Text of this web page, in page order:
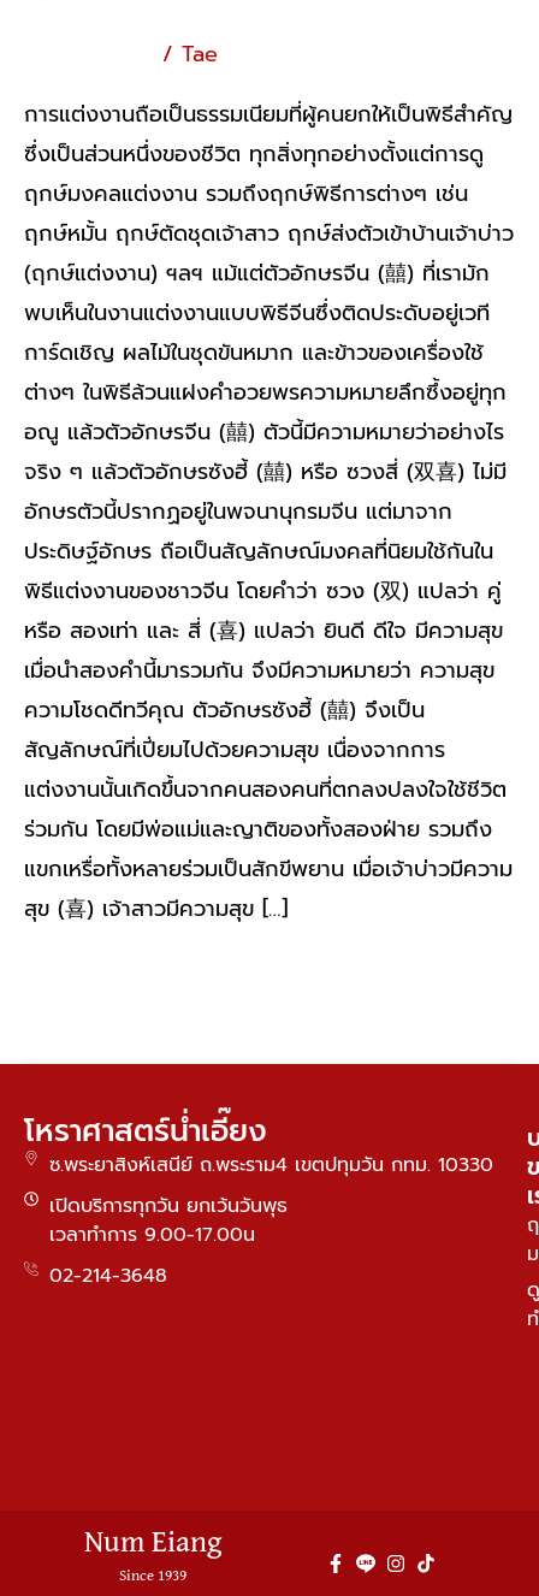
/ Tae
การแต่งงานถือเป็นธรรมเนียมที่ผู้คนยกให้เป็นพิธีสำคัญ
ซึ่งเป็นส่วนหนึ่งของชีวิต ทุกสิ่งทุกอย่างตั้งแต่การดู
ฤกษ์มงคลแต่งงาน รวมถึงฤกษ์พิธีการต่างๆ เช่น
ฤกษ์หมั้น ฤกษ์ตัดชุดเจ้าสาว ฤกษ์ส่งตัวเข้าบ้านเจ้าบ่าว
(ฤกษ์แต่งงาน) ฯลฯ แม้แต่ตัวอักษรจีน (囍) ที่เรามัก
พบเห็นในงานแต่งงานแบบพิธีจีนซึ่งติดประดับอยู่เวที
การ์ดเชิญ ผลไม้ในชุดขันหมาก และข้าวของเครื่องใช้
ต่างๆ ในพิธีล้วนแฝงคำอวยพรความหมายลึกซึ้งอยู่ทุก
อณู แล้วตัวอักษรจีน (囍) ตัวนี้มีความหมายว่าอย่างไร
จริง ๆ แล้วตัวอักษรซังฮี้ (囍) หรือ ซวงสี่ (双喜) ไม่มี
อักษรตัวนี้ปรากฏอยู่ในพจนานุกรมจีน แต่มาจาก
ประดิษฐ์อักษร ถือเป็นสัญลักษณ์มงคลที่นิยมใช้กันใน
พิธีแต่งงานของชาวจีน โดยคำว่า ซวง (双) แปลว่า คู่
หรือ สองเท่า และ สี่ (喜) แปลว่า ยินดี ดีใจ มีความสุข
เมื่อนำสองคำนี้มารวมกัน จึงมีความหมายว่า ความสุข
ความโชดดีทวีคุณ ตัวอักษรซังฮี้ (囍) จึงเป็น
สัญลักษณ์ที่เปี่ยมไปด้วยความสุข เนื่องจากการ
แต่งงานนั้นเกิดขึ้นจากคนสองคนที่ตกลงปลงใจใช้ชีวิต
ร่วมกัน โดยมีพ่อแม่และญาติของทั้งสองฝ่าย รวมถึง
แขกเหรื่อทั้งหลายร่วมเป็นสักขีพยาน เมื่อเจ้าบ่าวมีความ
สุข (喜) เจ้าสาวมีความสุข […]
โหราศาสตร์น่ำเอี๊ยง
ซ.พระยาสิงห์เสนีย์ ถ.พระราม4 เขตปทุมวัน กทม. 10330
เปิดบริการทุกวัน ยกเว้นวันพุธ
เวลาทำการ 9.00-17.00น
02-214-3648
Num Eiang
Since 1939